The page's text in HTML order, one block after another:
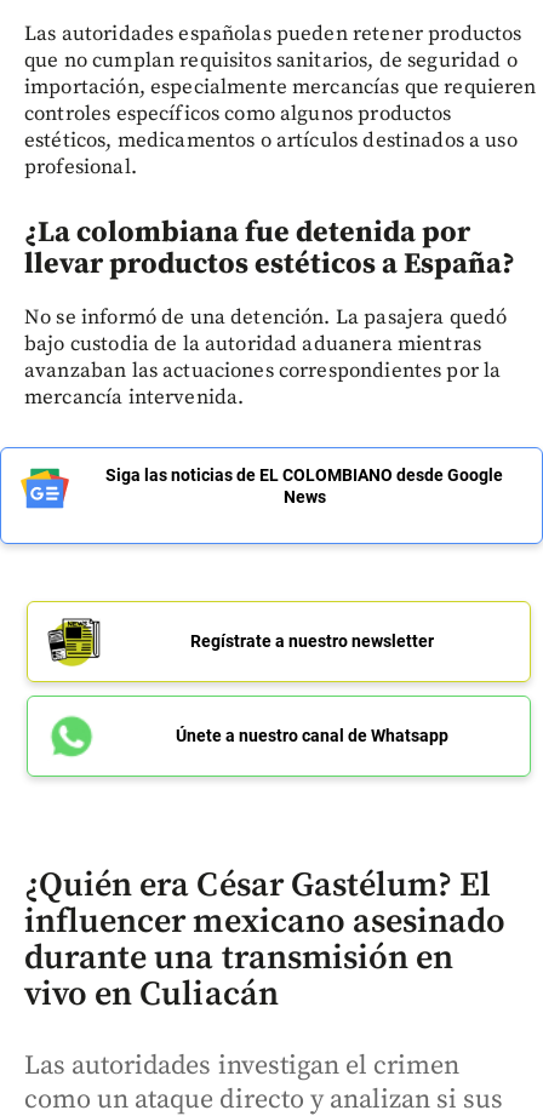
Las autoridades españolas pueden retener productos
que no cumplan requisitos sanitarios, de seguridad o
importación, especialmente mercancías que requieren
controles específicos como algunos productos
estéticos, medicamentos o artículos destinados a uso
profesional.
¿La colombiana fue detenida por
llevar productos estéticos a España?
No se informó de una detención. La pasajera quedó
bajo custodia de la autoridad aduanera mientras
avanzaban las actuaciones correspondientes por la
mercancía intervenida.
Siga las noticias de EL COLOMBIANO desde Google
News
Regístrate a nuestro newsletter
Únete a nuestro canal de Whatsapp
¿Quién era César Gastélum? El
influencer mexicano asesinado
durante una transmisión en
vivo en Culiacán
Las autoridades investigan el crimen
como un ataque directo y analizan si sus